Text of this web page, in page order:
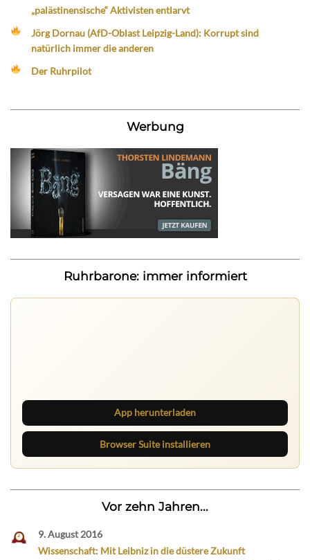
„palästinensische“ Aktivisten entlarvt
Jörg Dornau (AfD-Oblast Leipzig-Land): Korrupt sind
natürlich immer die anderen
Der Ruhrpilot
Werbung
Ruhrbarone: immer informiert
App herunterladen
Browser Suite installieren
Vor zehn Jahren...
9. August 2016
Wissenschaft: Mit Leibniz in die düstere Zukunft